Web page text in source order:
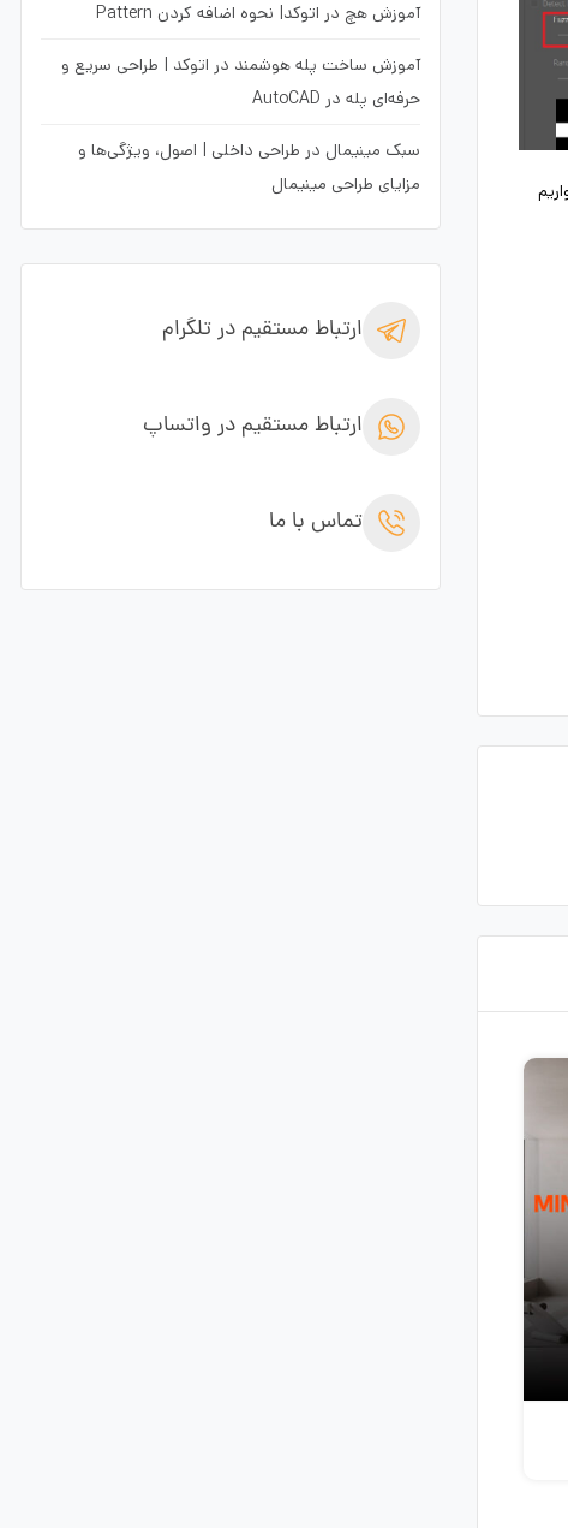
آموزش هچ در اتوکد| نحوه اضافه کردن Pattern
آموزش ساخت پله هوشمند در اتوکد | طراحی سریع و
حرفه‌ای پله در AutoCAD
سبک مینیمال در طراحی داخلی | اصول، ویژگی‌ها و
مزایای طراحی مینیمال
ارتباط مستقیم در تلگرام
ارتباط مستقیم در واتساپ
تماس با ما